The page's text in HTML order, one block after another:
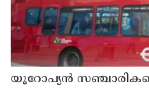
യൂറോപ്യന്‍ സഞ്ചാരികളെ